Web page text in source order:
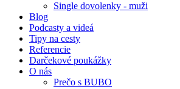
Single dovolenky - muži
Blog
Podcasty a videá
Tipy na cesty
Referencie
Darčekové poukážky
O nás
Prečo s BUBO